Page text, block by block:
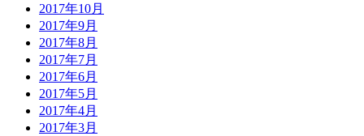
2017年10月
2017年9月
2017年8月
2017年7月
2017年6月
2017年5月
2017年4月
2017年3月